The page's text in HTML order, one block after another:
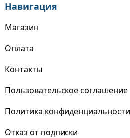
Навигация
Магазин
Оплата
Контакты
Пользовательское соглашение
Политика конфиденциальности
Отказ от подписки